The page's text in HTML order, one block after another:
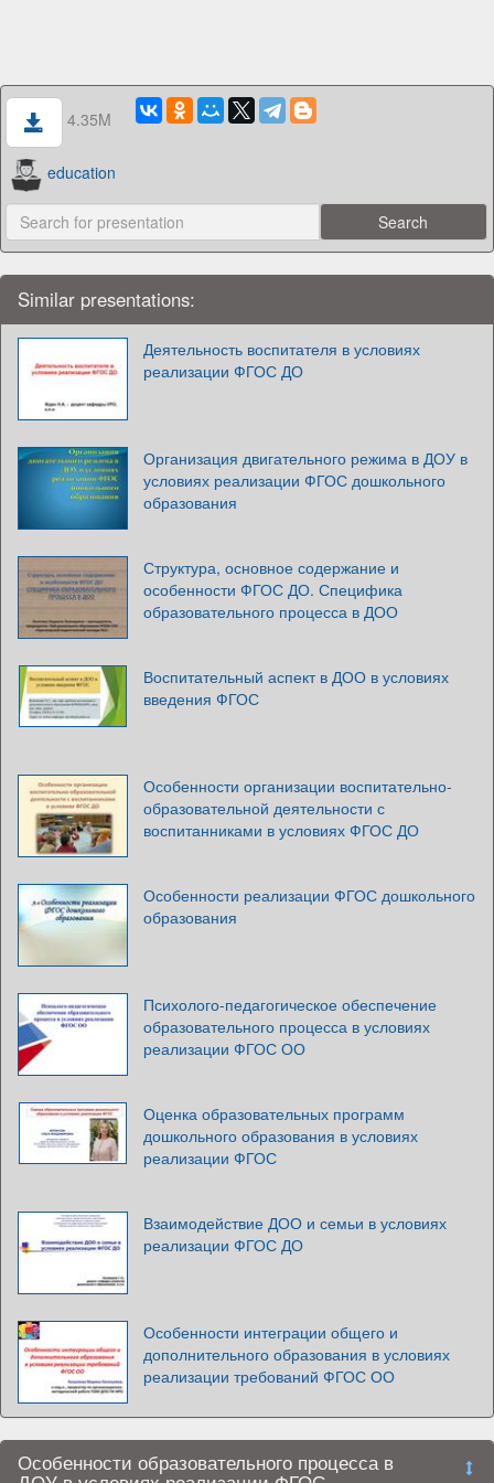
4.35M
education
Similar presentations:
Деятельность воспитателя в условиях
реализации ФГОС ДО
Организация двигательного режима в ДОУ в
условиях реализации ФГОС дошкольного
образования
Структура, основное содержание и
особенности ФГОС ДО. Специфика
образовательного процесса в ДОО
Воспитательный аспект в ДОО в условиях
введения ФГОС
Особенности организации воспитательно-
образовательной деятельности с
воспитанниками в условиях ФГОС ДО
Особенности реализации ФГОС дошкольного
образования
Психолого-педагогическое обеспечение
образовательного процесса в условиях
реализации ФГОС ОО
Оценка образовательных программ
дошкольного образования в условиях
реализации ФГОС
Взаимодействие ДОО и семьи в условиях
реализации ФГОС ДО
Особенности интеграции общего и
дополнительного образования в условиях
реализации требований ФГОС ОО
Особенности образовательного процесса в